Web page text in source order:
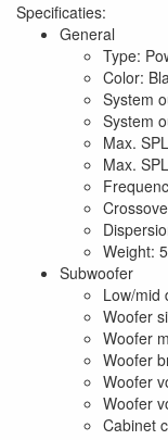
Specificaties:
General
Type:
Color:
System
System
Max.
Max.
Weight:
Subwoofer
Low/mid
Woofer
Woofer
Woofer
Woofer
Woofer
Cabinet